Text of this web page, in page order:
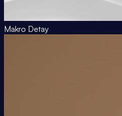
Makro Detay